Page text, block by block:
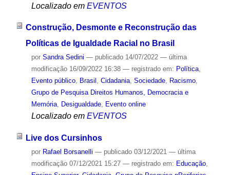
Localizado em EVENTOS
Construção, Desmonte e Reconstrução das
Políticas de Igualdade Racial no Brasil
por Sandra Sedini — publicado14/07/2022 — última
modificação16/09/2022 16:38 — registrado em: Política,
Evento público, Brasil , Cidadania, Sociedade, Racismo,
Grupo de Pesquisa Direitos Humanos, Democracia e
Memória, Desigualdade, Evento online
Localizado em EVENTOS
Live dos Cursinhos
por Rafael Borsanelli — publicado03/12/2021 — última
modificação07/12/2021 15:27 — registrado em: Educação,